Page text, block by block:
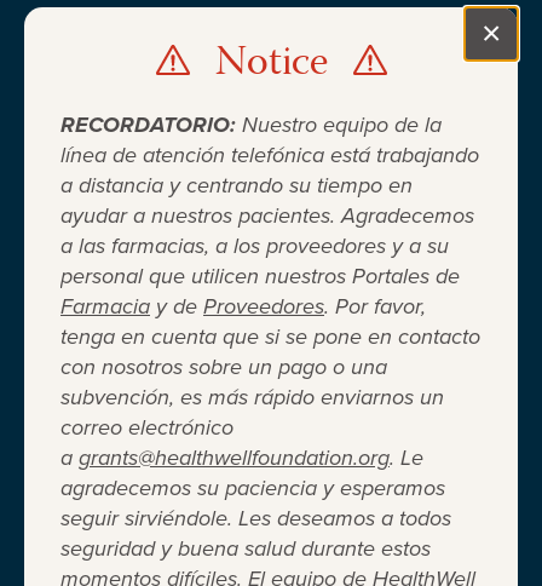
Notice
RECORDATORIO: Nuestro equipo de la
línea de atención telefónica está trabajando
a distancia y centrando su tiempo en
ayudar a nuestros pacientes. Agradecemos
a las farmacias, a los proveedores y a su
personal que utilicen nuestros Portales de
Farmacia y de Proveedores. Por favor,
tenga en cuenta que si se pone en contacto
con nosotros sobre un pago o una
subvención, es más rápido enviarnos un
correo electrónico
a grants@healthwellfoundation.org. Le
agradecemos su paciencia y esperamos
seguir sirviéndole. Les deseamos a todos
seguridad y buena salud durante estos
momentos difíciles. El equipo de HealthWell
×
Cuando el seguro médico no es
suficiente ®
Entidad 501(c)(3) independiente sin fines de lucro
que brinda asistencia financiera a adultos y niños
para cubrir el costo del coseguro de los
medicamentos recetados, copagos, deducibles,
primas de seguro médico y otros gastos médicos
directos de su bolsillo seleccionados.
Terms of Use Privacy Policy Accessibility